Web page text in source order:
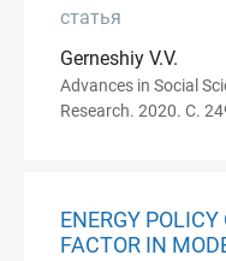
статья
Gerneshiy V.V.
Advances in Social
Research. 2020. С.
ENERGY
FACTOR IN